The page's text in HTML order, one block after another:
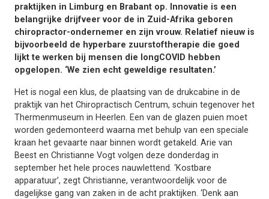
praktijken in Limburg en Brabant op. Innovatie is een
belangrijke drijfveer voor de in Zuid-Afrika geboren
chiropractor-ondernemer en zijn vrouw. Relatief nieuw is
bijvoorbeeld de hyperbare zuurstoftherapie die goed
lijkt te werken bij mensen die longCOVID hebben
opgelopen. ‘We zien echt geweldige resultaten.’
Het is nogal een klus, de plaatsing van de drukcabine in de
praktijk van het Chiropractisch Centrum, schuin tegenover het
Thermenmuseum in Heerlen. Een van de glazen puien moet
worden gedemonteerd waarna met behulp van een speciale
kraan het gevaarte naar binnen wordt getakeld. Arie van
Beest en Christianne Vogt volgen deze donderdag in
september het hele proces nauwlettend. ‘Kostbare
apparatuur’, zegt Christianne, verantwoordelijk voor de
dagelijkse gang van zaken in de acht praktijken. ‘Denk aan